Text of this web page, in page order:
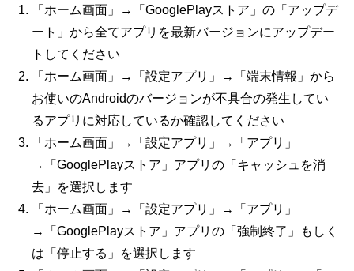
「ホーム画面」→「GooglePlayストア」の「アップデ
ート」から全てアプリを最新バージョンにアップデー
トしてください
「ホーム画面」→「設定アプリ」→「端末情報」から
お使いのAndroidのバージョンが不具合の発生してい
るアプリに対応しているか確認してください
「ホーム画面」→「設定アプリ」→「アプリ」
→「GooglePlayストア」アプリの「キャッシュを消
去」を選択します
「ホーム画面」→「設定アプリ」→「アプリ」
→「GooglePlayストア」アプリの「強制終了」もしく
は「停止する」を選択します